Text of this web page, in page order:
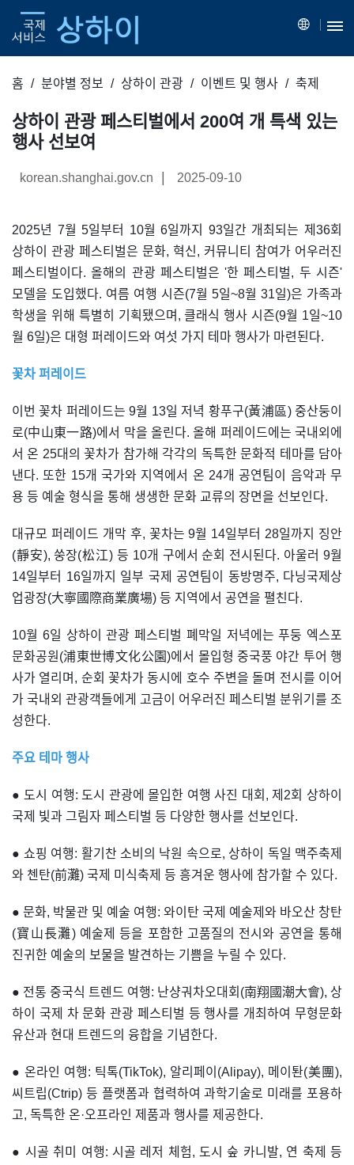
홈 분야별 정보 상하이 관광 이벤트 및 행사 축제
상하이 관광 페스티벌에서 200여 개 특색 있는
행사 선보여
korean.shanghai.gov.cn | 2025-09-10
2025년 7월 5일부터 10월 6일까지 93일간 개최되는 제36회
상하이 관광 페스티벌은 문화, 혁신, 커뮤니티 참여가 어우러진
페스티벌이다. 올해의 관광 페스티벌은 '한 페스티벌, 두 시즌'
모델을 도입했다. 여름 여행 시즌(7월 5일~8월 31일)은 가족과
학생을 위해 특별히 기획됐으며, 클래식 행사 시즌(9월 1일~10
월 6일)은 대형 퍼레이드와 여섯 가지 테마 행사가 마련된다.
꽃차 퍼레이드
이번 꽃차 퍼레이드는 9월 13일 저녁 황푸구(黃浦區) 중산둥이
로(中山東一路)에서 막을 올린다. 올해 퍼레이드에는 국내외에
서 온 25대의 꽃차가 참가해 각각의 독특한 문화적 테마를 담아
낸다. 또한 15개 국가와 지역에서 온 24개 공연팀이 음악과 무
용 등 예술 형식을 통해 생생한 문화 교류의 장면을 선보인다.
대규모 퍼레이드 개막 후, 꽃차는 9월 14일부터 28일까지 징안
(靜安), 쑹장(松江) 등 10개 구에서 순회 전시된다. 아울러 9월
14일부터 16일까지 일부 국제 공연팀이 동방명주, 다닝국제상
업광장(大寧國際商業廣場) 등 지역에서 공연을 펼친다.
10월 6일 상하이 관광 페스티벌 폐막일 저녁에는 푸둥 엑스포
문화공원(浦東世博文化公園)에서 몰입형 중국풍 야간 투어 행
사가 열리며, 순회 꽃차가 동시에 호수 주변을 돌며 전시를 이어
가 국내외 관광객들에게 고금이 어우러진 페스티벌 분위기를 조
성한다.
주요 테마 행사
● 도시 여행: 도시 관광에 몰입한 여행 사진 대회, 제2회 상하이
국제 빛과 그림자 페스티벌 등 다양한 행사를 선보인다.
● 쇼핑 여행: 활기찬 소비의 낙원 속으로, 상하이 독일 맥주축제
와 첸탄(前灘) 국제 미식축제 등 흥겨운 행사에 참가할 수 있다.
● 문화, 박물관 및 예술 여행: 와이탄 국제 예술제와 바오산 창탄
(寶山長灘) 예술제 등을 포함한 고품질의 전시와 공연을 통해
진귀한 예술의 보물을 발견하는 기쁨을 누릴 수 있다.
● 전통 중국식 트렌드 여행: 난샹궈차오대회(南翔國潮大會), 상
하이 국제 차 문화 관광 페스티벌 등 행사를 개최하여 무형문화
유산과 현대 트렌드의 융합을 기념한다.
● 온라인 여행: 틱톡(TikTok), 알리페이(Alipay), 메이퇀(美團),
씨트립(Ctrip) 등 플랫폼과 협력하여 과학기술로 미래를 포용하
고, 독특한 온·오프라인 제품과 행사를 제공한다.
● 시골 취미 여행: 시골 레저 체험, 도시 숲 카니발, 연 축제 등